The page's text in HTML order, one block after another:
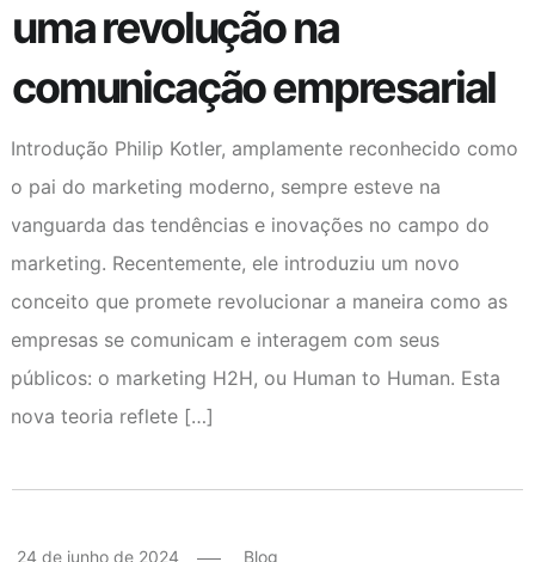
uma revolução na
comunicação empresarial
Introdução Philip Kotler, amplamente reconhecido como
o pai do marketing moderno, sempre esteve na
vanguarda das tendências e inovações no campo do
marketing. Recentemente, ele introduziu um novo
conceito que promete revolucionar a maneira como as
empresas se comunicam e interagem com seus
públicos: o marketing H2H, ou Human to Human. Esta
nova teoria reflete […]
24 de junho de 2024 Blog